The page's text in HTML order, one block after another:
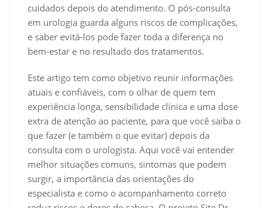
cuidados depois do atendimento. O pós-consulta
em urologia guarda alguns riscos de complicações,
e saber evitá-los pode fazer toda a diferença no
bem-estar e no resultado dos tratamentos.
Este artigo tem como objetivo reunir informações
atuais e confiáveis, com o olhar de quem tem
experiência longa, sensibilidade clínica e uma dose
extra de atenção ao paciente, para que você saiba o
que fazer (e também o que evitar) depois da
consulta com o urologista. Aqui você vai entender
melhor situações comuns, sintomas que podem
surgir, a importância das orientações do
especialista e como o acompanhamento correto